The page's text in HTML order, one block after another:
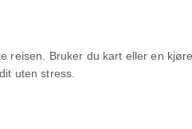
reisen. Bruker du kart eller en
uten stress.